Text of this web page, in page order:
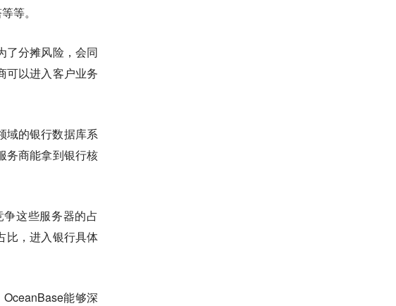
等。
了分摊风险，会同
可以进入客户业务
域的银行数据库系
务商能拿到银行核
这些服务器的占
比，进入银行具体
能够深